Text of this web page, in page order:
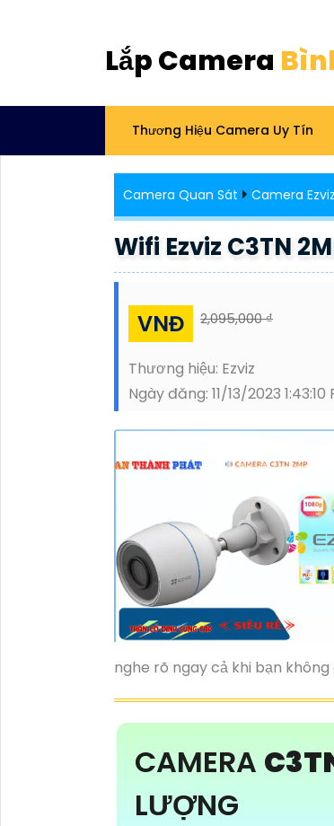
Lắp Camera
Thương Hiệu Camera Uy Tín
Camera Quan Sát Camera
Wifi Ezviz C3TN
VNĐ 2,095,000 ₫
Thương hiệu: Ezviz
Ngày đăng: 11/13/2023 1:43:10
nghe rõ ngay cả khi bạn
CAMERA
LƯỢNG